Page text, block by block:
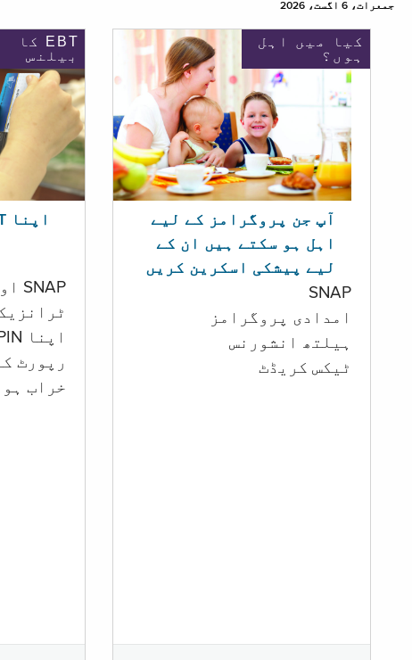
جمعرات، 6 اگست، 2026
EBT کا
بیلنس
اپنا EBT بیلنس چیک کریں
SNAP اور کیش اکاؤنٹ
اپنا PIN تبدیل کرنا
رپورٹ
خراب
کیا میں اہل
ہوں؟
آپ جن پروگرامز کے لیے
اہل ہو سکتے ہیں ان کے
لیے پیشکی اسکرین کریں
SNAP
امدادی پروگرامز
‏ہیلتھ انشورنس
ٹیکس کریڈٹ